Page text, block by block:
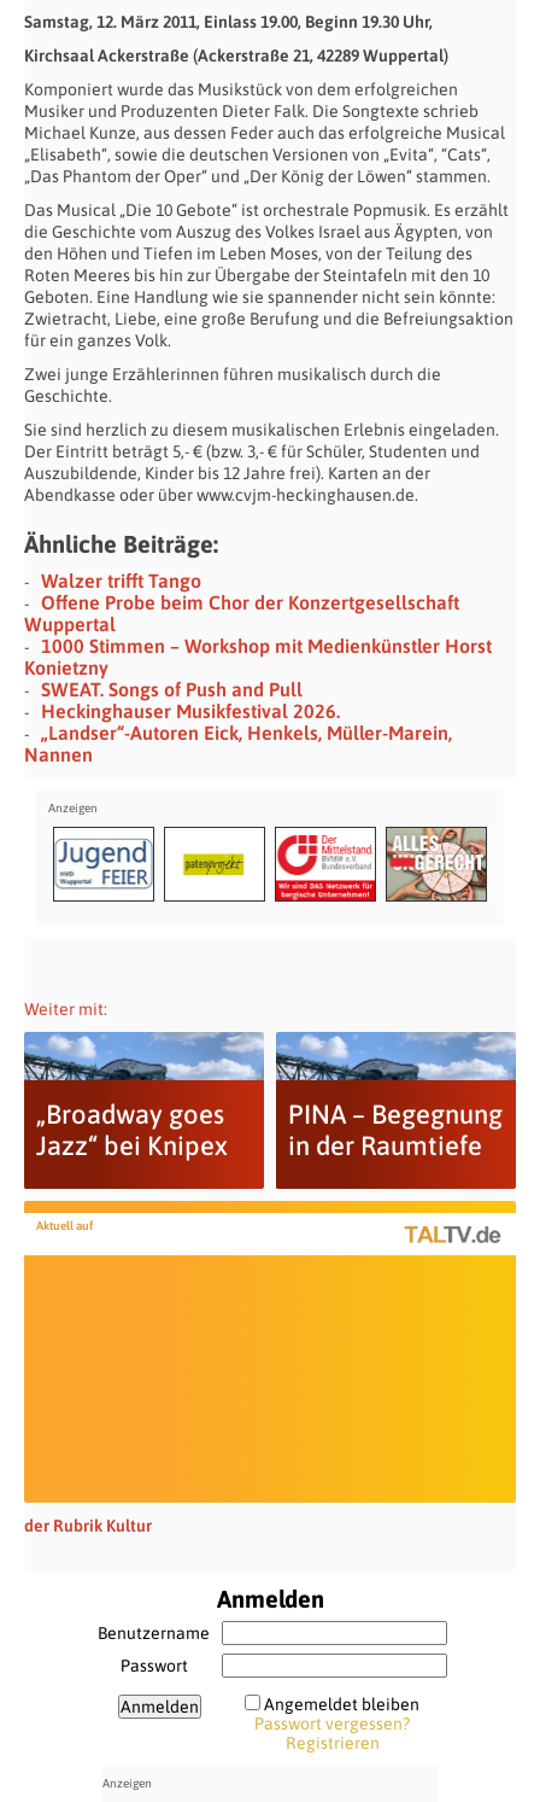
Samstag, 12. März 2011, Einlass 19.00, Beginn 19.30 Uhr,
Kirchsaal Ackerstraße (Ackerstraße 21, 42289 Wuppertal)
Komponiert wurde das Musikstück von dem erfolgreichen
Musiker und Produzenten Dieter Falk. Die Songtexte schrieb
Michael Kunze, aus dessen Feder auch das erfolgreiche Musical
„Elisabeth“, sowie die deutschen Versionen von „Evita“, “Cats“,
„Das Phantom der Oper“ und „Der König der Löwen“ stammen.
Das Musical „Die 10 Gebote“ ist orchestrale Popmusik. Es erzählt
die Geschichte vom Auszug des Volkes Israel aus Ägypten, von
den Höhen und Tiefen im Leben Moses, von der Teilung des
Roten Meeres bis hin zur Übergabe der Steintafeln mit den 10
Geboten. Eine Handlung wie sie spannender nicht sein könnte:
Zwietracht, Liebe, eine große Berufung und die Befreiungsaktion
für ein ganzes Volk.
Zwei junge Erzählerinnen führen musikalisch durch die
Geschichte.
Sie sind herzlich zu diesem musikalischen Erlebnis eingeladen.
Der Eintritt beträgt 5,- € (bzw. 3,- € für Schüler, Studenten und
Auszubildende, Kinder bis 12 Jahre frei). Karten an der
Abendkasse oder über www.cvjm-heckinghausen.de.
Ähnliche Beiträge:
Walzer trifft Tango
Offene Probe beim Chor der Konzertgesellschaft
Wuppertal
1000 Stimmen – Workshop mit Medienkünstler Horst
Konietzny
SWEAT. Songs of Push and Pull
Heckinghauser Musikfestival 2026.
„Landser“-Autoren Eick, Henkels, Müller-Marein,
Nannen
Weiter mit:
„Broadway goes
Jazz“ bei Knipex
PINA – Begegnung
in der Raumtiefe
Aktuell auf
der Rubrik Kultur
Anmelden
Benutzername
Passwort
Angemeldet bleiben
Passwort vergessen?
Registrieren